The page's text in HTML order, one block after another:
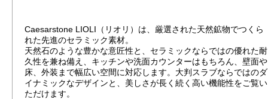
Caesarstone LIOLI（リオリ）は、厳選された天然鉱物でつくら
れた先進のセラミック素材。
天然石のような豊かな意匠性と、セラミックならではの優れた耐
久性を兼ね備え、キッチンや洗面カウンターはもちろん、壁面や
床、外装まで幅広い空間に対応します。大判スラブならではのダ
イナミックなデザインと、美しさが長く続く高い機能性をご覧い
ただけます。